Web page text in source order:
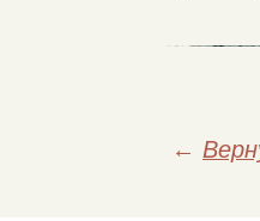
←